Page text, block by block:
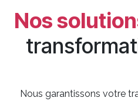
Nos
Nous garantissons votre